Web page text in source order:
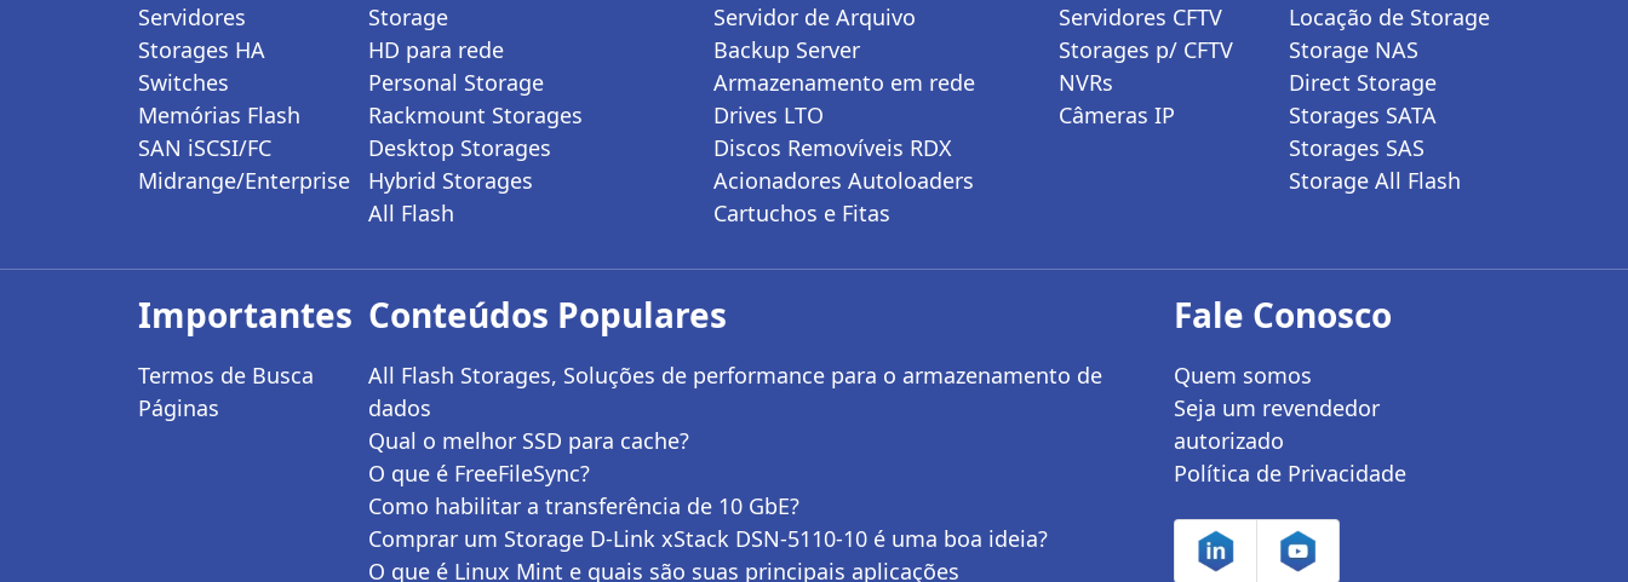
Servidores
Storages HA
Switches
Memórias Flash
SAN iSCSI/FC
Midrange/Enterprise
Storage
HD para rede
Personal Storage
Rackmount Storages
Desktop Storages
Hybrid Storages
All Flash
Servidor de Arquivo
Backup Server
Armazenamento em rede
Drives LTO
Discos Removíveis RDX
Acionadores Autoloaders
Cartuchos e Fitas
Servidores CFTV
Storages p/ CFTV
NVRs
Câmeras IP
Locação de Storage
Storage NAS
Direct Storage
Storages SATA
Storages SAS
Storage All Flash
Importantes
Termos de Busca
Páginas
Conteúdos Populares
All Flash Storages, Soluções de performance para o armazenamento de
dados
Qual o melhor SSD para cache?
O que é FreeFileSync?
Como habilitar a transferência de 10 GbE?
Comprar um Storage D-Link xStack DSN-5110-10 é uma boa ideia?
O que é Linux Mint e quais são suas principais aplicações
Fale Conosco
Quem somos
Seja um revendedor
autorizado
Política de Privacidade